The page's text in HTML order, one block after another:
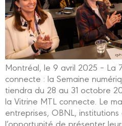
Montréal, le 9 avril 2025 – La
connecte : la Semaine
tiendra du 28 au 31 octobre
la Vitrine MTL connecte. Le
entreprises, OBNL,
l’opportunité de présenter